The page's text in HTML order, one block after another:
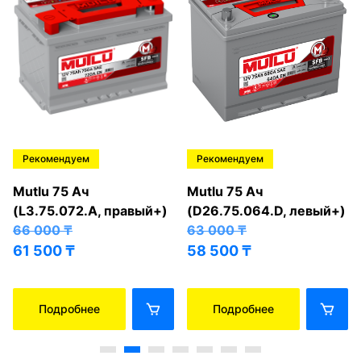
Рекомендуем
Mutlu 75 Ач
(L3.75.072.A, правый+)
66 000₸
61 500₸
Подробнее
Рекомендуем
Mutlu 75 Ач
(D26.75.064.D, левый+)
63 000₸
58 500₸
Подробнее